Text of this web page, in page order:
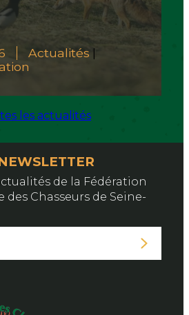
Actualités
les actualités
de la Fédération
Chasseurs de Seine-